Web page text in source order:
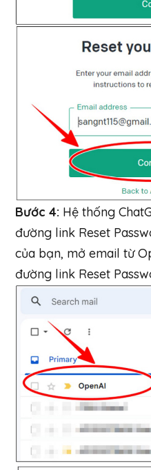
Bước 4: Hệ thống
đường link Reset
của bạn, mở email từ
đường link Reset